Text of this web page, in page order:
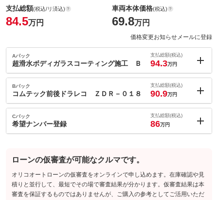
支払総額(税込/リ済込)
84.5万円
車両本体価格(税込)
69.8万円
価格変更お知らせメールに登録
Aパック
超滑水ボディガラスコーティング施工 Ｂ
支払総額(税込)
94.3万円
内：オプシ
ョン価格
(税込)
車両本体価
69.8万円
パック内容
も簡単に落ち、ボディの輝きを長期間維持する事ができます！お
手入れも簡単で、お客様に大変喜ばれております！ぜひお試し下
さい♪
Bパック
コムテック前後ドラレコ ＺＤＲ－０１８
支払総額(税込)
90.9万円
内：オプシ
ョン価格
(税込)
車両本体価
パック内容
Cパック
希望ナンバー登録
支払総額(税込)
86万円
車両本体価
格
ローンの仮審査が可能なクルマです。
オリコオートローンの仮審査をオンラインで申し込めます。在庫確認や見
積りと並行して、最短でその場で審査結果が分かります。仮審査結果は本
審査を保証するものではありませんが、ご購入の参考としてご活用いただ